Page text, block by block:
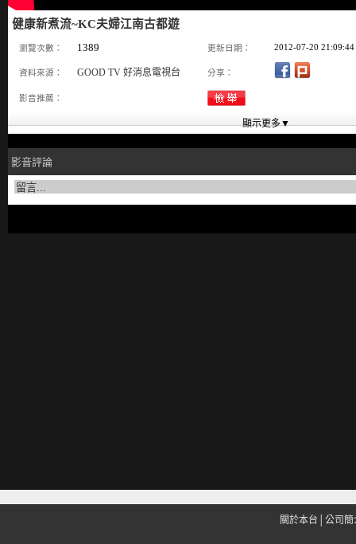
健康新煮流~KC夫婦江南古都遊
瀏覽次數： 1389 更新日期： 2012-07-20 21:09:44
資料來源： GOOD TV 好消息電視台 分享：
影音推薦：
影音評論
關於本台 公司簡